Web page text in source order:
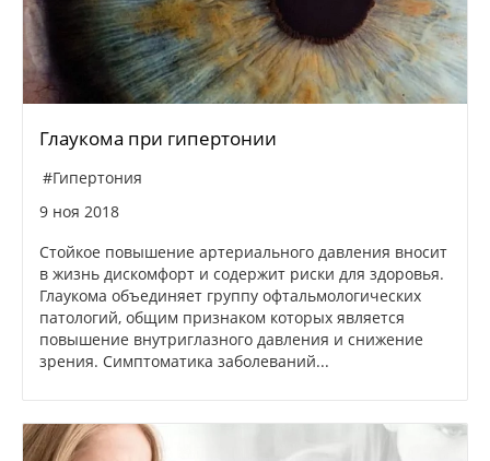
Глаукома при гипертонии
#Гипертония
9 ноя 2018
Стойкое повышение артериального давления вносит
в жизнь дискомфорт и содержит риски для здоровья.
Глаукома объединяет группу офтальмологических
патологий, общим признаком которых является
повышение внутриглазного давления и снижение
зрения. Симптоматика заболеваний...